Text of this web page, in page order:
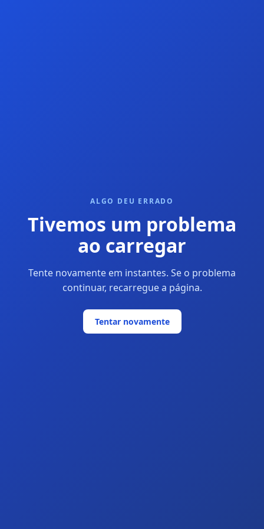
ALGO DEU ERRADO
Tivemos um problema
ao carregar
Tente novamente em instantes. Se o problema
continuar, recarregue a página.
Tentar novamente